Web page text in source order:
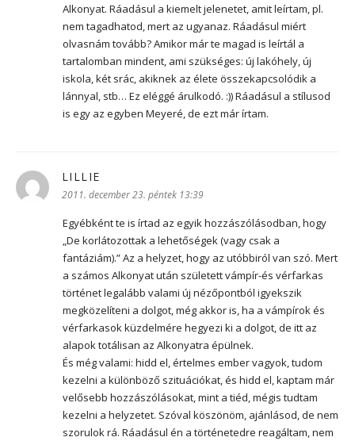
Alkonyat. Ráadásul a kiemelt jelenetet, amit leírtam, pl.
nem tagadhatod, mert az ugyanaz. Ráadásul miért
olvasnám tovább? Amikor már te magad is leírtál a
tartalomban mindent, ami szükséges: új lakóhely, új
iskola, két srác, akiknek az élete összekapcsolódik a
lánnyal, stb… Ez eléggé árulkodó. :)) Ráadásul a stílusod
is egy az egyben Meyeré, de ezt már írtam.
LILLIE
2011. december 23. péntek 13:39
Egyébként te is írtad az egyik hozzászólásodban, hogy
„De korlátozottak a lehetőségek (vagy csak a
fantáziám).” Az a helyzet, hogy az utóbbiról van szó. Mert
a számos Alkonyat után született vámpír-és vérfarkas
történet legalább valami új nézőpontból igyekszik
megközelíteni a dolgot, még akkor is, ha a vámpírok és
vérfarkasok küzdelmére hegyezi ki a dolgot, de itt az
alapok totálisan az Alkonyatra épülnek.
És még valami: hidd el, értelmes ember vagyok, tudom
kezelni a különböző szituációkat, és hidd el, kaptam már
velősebb hozzászólásokat, mint a tiéd, mégis tudtam
kezelni a helyzetet. Szóval köszönöm, ajánlásod, de nem
szorulok rá. Ráadásul én a történetedre reagáltam, nem